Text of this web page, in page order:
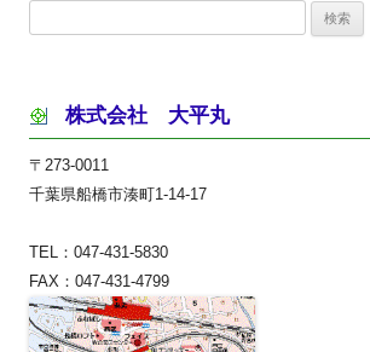
株式会社 大平丸
〒273-0011
千葉県船橋市湊町1-14-17
TEL：047-431-5830
FAX：047-431-4799